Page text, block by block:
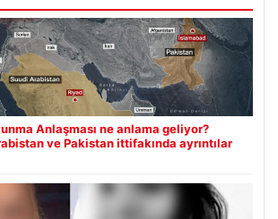
Anlaşması ne anlama geliyor?
ve Pakistan ittifakında ayrıntılar